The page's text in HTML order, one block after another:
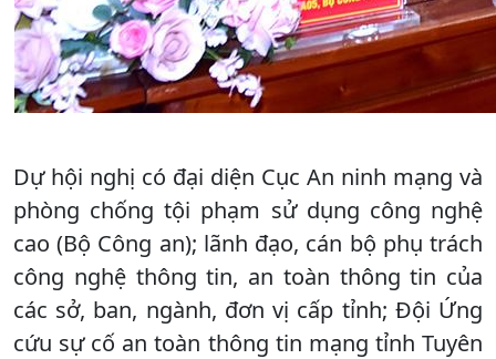
Dự hội nghị có đại diện Cục An ninh mạng và
phòng chống tội phạm sử dụng công nghệ
cao (Bộ Công an); lãnh đạo, cán bộ phụ trách
công nghệ thông tin, an toàn thông tin của
các sở, ban, ngành, đơn vị cấp tỉnh; Đội Ứng
cứu sự cố an toàn thông tin mạng tỉnh Tuyên